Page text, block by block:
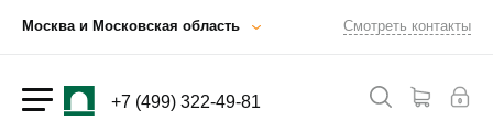
Москва и Московская область Смотреть контакты
+7 (499) 322-49-81